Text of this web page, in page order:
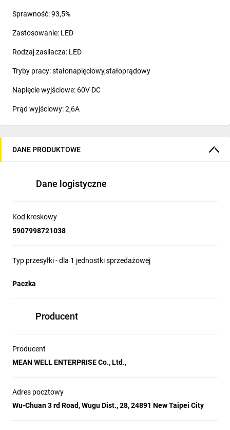
Sprawność: 93,5%
Zastosowanie: LED
Rodzaj zasilacza: LED
Tryby pracy: stałonapięciowy,stałoprądowy
Napięcie wyjściowe: 60V DC
Prąd wyjściowy: 2,6A
Liczba wyjść: 1
Długość wyprowadzeń: 0,3m
Wymiary zewnętrzne: Ø151,68x66,5mm
Temperatura pracy: -40...60°C
Seria producenta: HBG B
Producent: MEAN WELL
DANE PRODUKTOWE
Dane logistyczne
Kod kreskowy
5907998721038
Typ przesyłki - dla 1 jednostki sprzedażowej
Paczka
Producent
Producent
MEAN WELL ENTERPRISE Co., Ltd.,
Adres pocztowy
Wu-Chuan 3 rd Road, Wugu Dist., 28, 24891 New Taipei City